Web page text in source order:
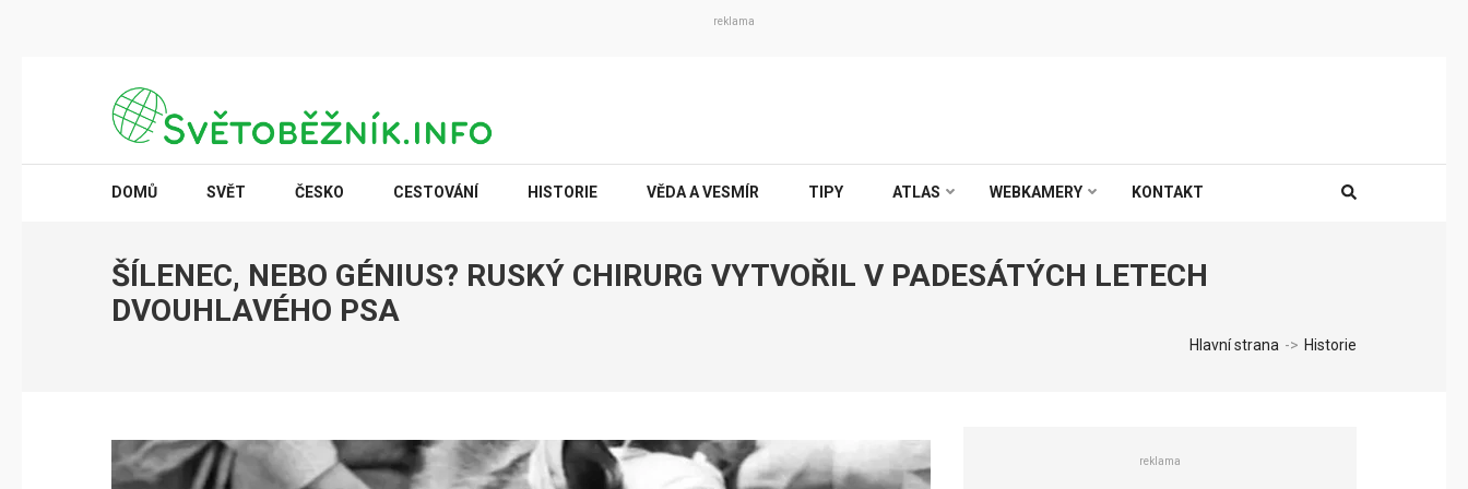
reklama
SVĚTOBĚŽNÍK.INFO
DOMŮ SVĚT ČESKO CESTOVÁNÍ HISTORIE VĚDA A VESMÍR TIPY ATLAS WEBKAMERY KONTAKT
ŠÍLENEC, NEBO GÉNIUS? RUSKÝ CHIRURG VYTVOŘIL V PADESÁTÝCH LETECH
DVOUHLAVÉHO PSA
Hlavní strana -> Historie
reklama